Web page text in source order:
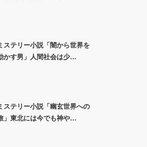
ステリー小説「闇から世界を
かす男」人間社会は少…
ステリー小説「幽玄世界への
」東北には今でも神や…